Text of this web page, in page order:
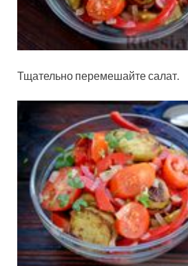
Тщательно перемешайте салат.